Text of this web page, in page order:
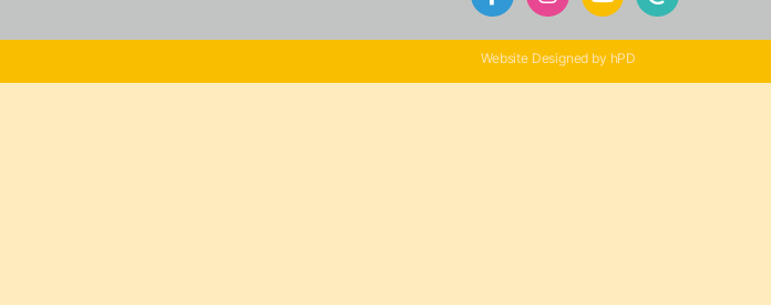
Website Designed by hPD